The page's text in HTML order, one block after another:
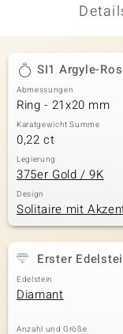
Classics
SI1 Argyle-
Abmessungen
Ring - 21x20 mm
Karatgewicht Summe
0,22 ct
Legierung
375er Gold / 9K
Design
Solitaire mit
Erster
Edelstein
Diamant
Anzahl und Größe